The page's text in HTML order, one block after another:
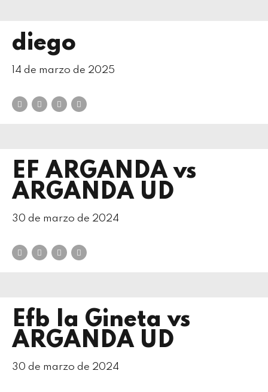
diego
14 de marzo de 2025
EF ARGANDA vs
ARGANDA UD
30 de marzo de 2024
Efb la Gineta vs
ARGANDA UD
30 de marzo de 2024